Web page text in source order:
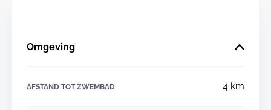
Omgeving
AFSTAND TOT ZWEMBAD 4 km